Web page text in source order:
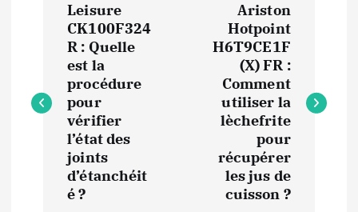
i
Leisure
CK100F324
R : Quelle
est la
procédure
pour
vérifier
l’état des
joints
d’étanchéit
é ?
Ariston
Hotpoint
H6T9CE1F
(X) FR :
Comment
utiliser la
lèchefrite
pour
récupérer
les jus de
cuisson ?